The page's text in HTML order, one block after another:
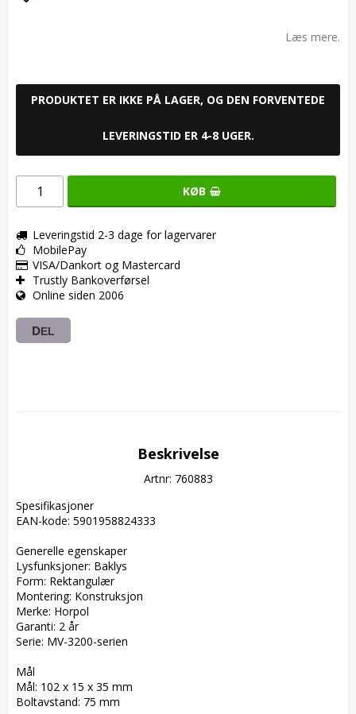
Læs mere.
PRODUKTET ER IKKE PÅ LAGER, OG DEN FORVENTEDE
LEVERINGSTID ER 4-8 UGER.
KØB
Leveringstid 2-3 dage for lagervarer
MobilePay
VISA/Dankort og Mastercard
Trustly Bankoverførsel
Online siden 2006
DEL
Beskrivelse
Artnr: 760883
Spesifikasjoner
EAN-kode: 5901958824333
Generelle egenskaper
Lysfunksjoner: Baklys
Form: Rektangulær
Montering: Konstruksjon
Merke: Horpol
Garanti: 2 år
Serie: MV-3200-serien
Mål
Mål: 102 x 15 x 35 mm
Boltavstand: 75 mm